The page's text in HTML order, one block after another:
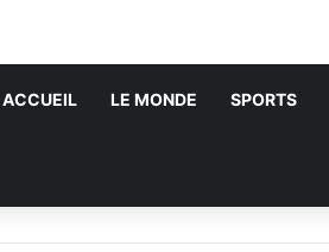
ACCUEIL LE MONDE SPORTS